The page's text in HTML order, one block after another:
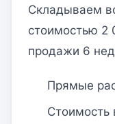
Складываем
стоимостью 2
продажи 6
Прямые